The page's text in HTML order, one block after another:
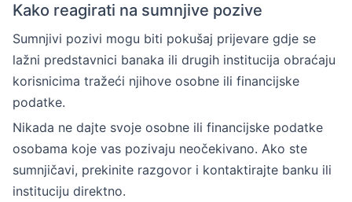
Kako reagirati na sumnjive pozive
Sumnjivi pozivi mogu biti pokušaj prijevare gdje se
lažni predstavnici banaka ili drugih institucija obraćaju
korisnicima tražeći njihove osobne ili financijske
podatke.
Nikada ne dajte svoje osobne ili financijske podatke
osobama koje vas pozivaju neočekivano. Ako ste
sumnjičavi, prekinite razgovor i kontaktirajte banku ili
instituciju direktno.